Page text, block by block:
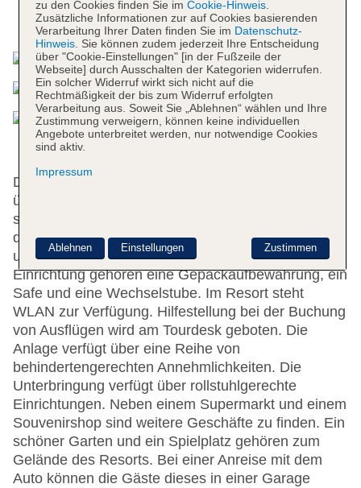
Das bietet Ihre Unterkunft
Die 52 Zimmer verteilen sich auf 6 Etagen und sind
über einen Aufzug erreichbar. Rund um die Uhr
steht den Gästen englischsprachiges Personal an
der Rezeption mit Tat und Rat zur Seite, das Ein-
und Auschecken ist 24 h am Tag möglich. Zur
Einrichtung gehören eine Gepäckaufbewahrung, ein
Safe und eine Wechselstube. Im Resort steht
WLAN zur Verfügung. Hilfestellung bei der Buchung
von Ausflügen wird am Tourdesk geboten. Die
Anlage verfügt über eine Reihe von
behindertengerechten Annehmlichkeiten. Die
Unterbringung verfügt über rollstuhlgerechte
Einrichtungen. Neben einem Supermarkt und einem
Souvenirshop sind weitere Geschäfte zu finden. Ein
schöner Garten und ein Spielplatz gehören zum
Gelände des Resorts. Bei einer Anreise mit dem
Auto können die Gäste dieses in einer Garage
zu den Cookies finden Sie im Cookie-Hinweis.
Zusätzliche Informationen zur auf Cookies basierenden
Verarbeitung Ihrer Daten finden Sie im Datenschutz-
Hinweis. Sie können zudem jederzeit Ihre Entscheidung
über "Cookie-Einstellungen" [in der Fußzeile der
Webseite] durch Ausschalten der Kategorien widerrufen.
Ein solcher Widerruf wirkt sich nicht auf die
Rechtmäßigkeit der bis zum Widerruf erfolgten
Verarbeitung aus. Soweit Sie „Ablehnen“ wählen und Ihre
Zustimmung verweigern, können keine individuellen
Angebote unterbreitet werden, nur notwendige Cookies
sind aktiv.
Impressum
Zustimmen
Ablehnen Einstellungen